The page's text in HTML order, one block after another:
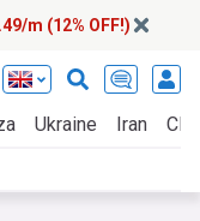
m (12% OFF!)
Ukraine Iran